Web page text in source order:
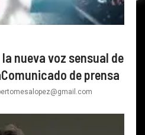
nueva voz sensual de
de prensa